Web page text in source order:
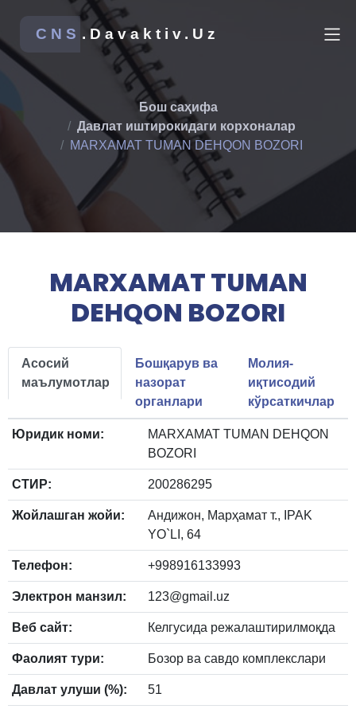
CNS .Davaktiv.Uz
Бош саҳифа
Давлат иштирокидаги корхоналар
MARXAMAT TUMAN DEHQON BOZORI
MARXAMAT TUMAN
DEHQON BOZORI
Асосий
маълумотлар
Бошқарув ва
назорат
органлари
Молия-
иқтисодий
кўрсаткичлар
Юридик номи:
MARXAMAT TUMAN DEHQON
BOZORI
СТИР: 200286295
Жойлашган жойи:
Андижон, Марҳамат т., IPAK
YO`LI, 64
Телефон: +998916133993
Электрон манзил: 123@gmail.uz
Веб сайт: Келгусида режалаштирилмоқда
Фаолият тури: Бозор ва савдо комплекслари
Давлат улуши (%): 51